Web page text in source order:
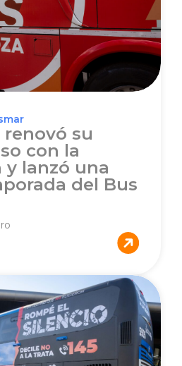
su
con la
lanzó una
del Bus